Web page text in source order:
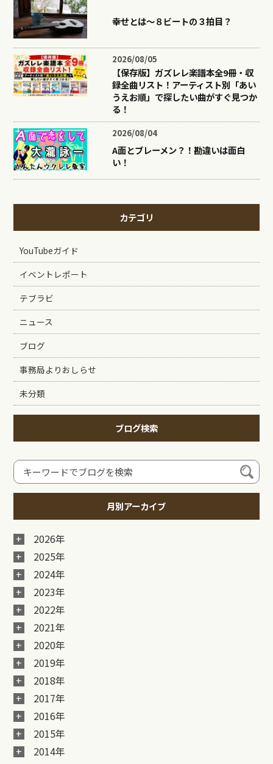
幸せとは〜８ビートの３拍目？
2026/08/05
【保存版】ガズレレ楽譜本全9冊・収
録全曲リスト！アーティスト別「あい
うえお順」で探したい曲がすぐ見つか
る！
2026/08/04
A面とブレーメン？！勘違いは面白
い！
カテゴリ
YouTubeガイド
イベントレポート
テブラビ
ニュース
ブログ
事務局よりおしらせ
未分類
ブログ検索
月別アーカイブ
2026年
2025年
2024年
2023年
2022年
2021年
2020年
2019年
2018年
2017年
2016年
2015年
2014年